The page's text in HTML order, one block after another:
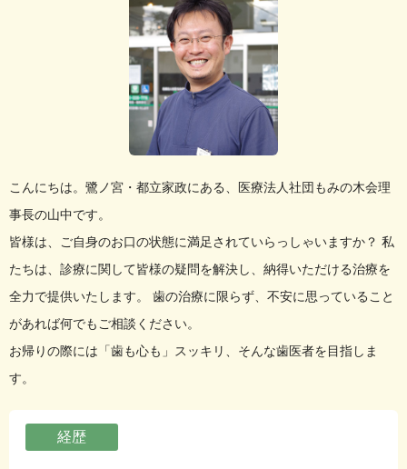
こんにちは。鷺ノ宮・都立家政にある、医療法人社団もみの木会理
事長の山中です。
皆様は、ご自身のお口の状態に満足されていらっしゃいますか？ 私
たちは、診療に関して皆様の疑問を解決し、納得いただける治療を
全力で提供いたします。 歯の治療に限らず、不安に思っていること
があれば何でもご相談ください。
お帰りの際には「歯も心も」スッキリ、そんな歯医者を目指しま
す。
経歴